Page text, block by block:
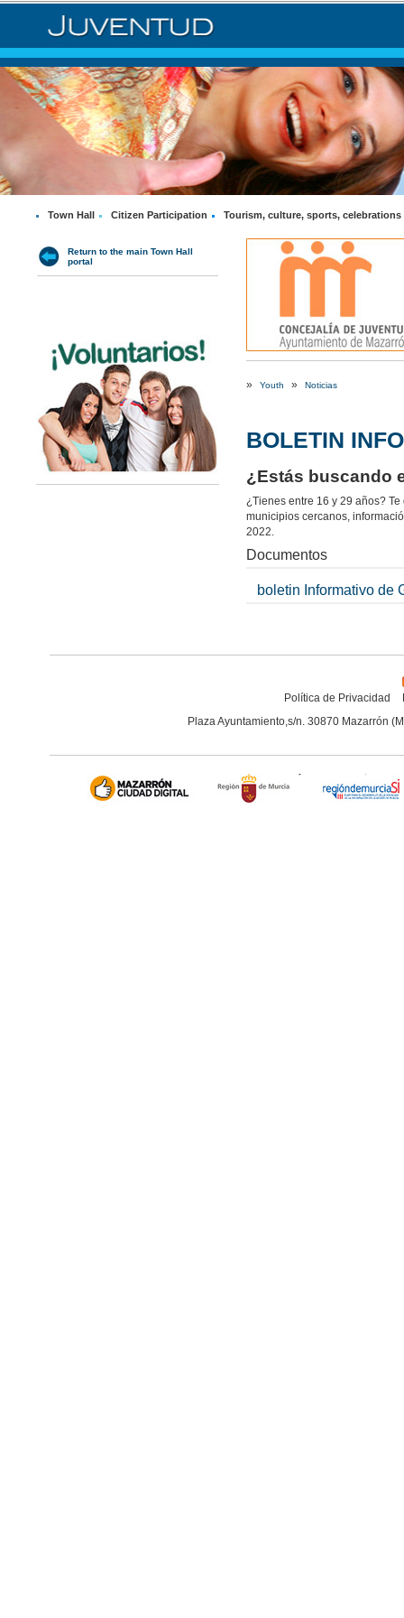
Town Hall Citizen Participation Tourism, culture, sports, celebrations
Return to the main Town Hall
portal
» Youth » Noticias
BOLETIN
¿Estás buscando
¿Tienes entre 16 y 29 años?
municipios cercanos,
2022.
Documentos
boletin Informativo de
Política de Privacidad
Plaza Ayuntamiento,s/n. 30870 Mazarrón